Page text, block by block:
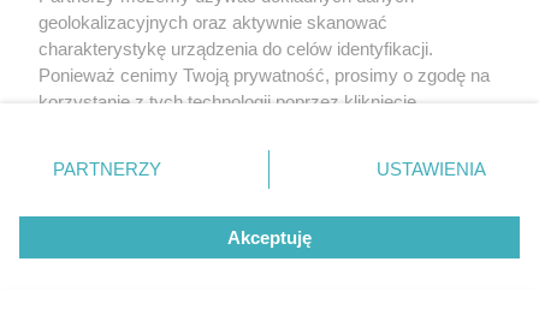
geolokalizacyjnych oraz aktywnie skanować
charakterystykę urządzenia do celów identyfikacji.
Ponieważ cenimy Twoją prywatność, prosimy o zgodę na
korzystanie z tych technologii poprzez kliknięcie
zmienić/wycofać klikając przycisk ustawień prywatności
znajdujący się w lewym dolnym rogu strony
rodzaje przetwarzania danych nie wymagają zgody
użytkownika, ale masz prawo sprzeciwić się takiemu
przetwarzaniu. Preferencje będą miały zastosowanie tylko
PARTNERZY USTAWIENIA
Akceptuję